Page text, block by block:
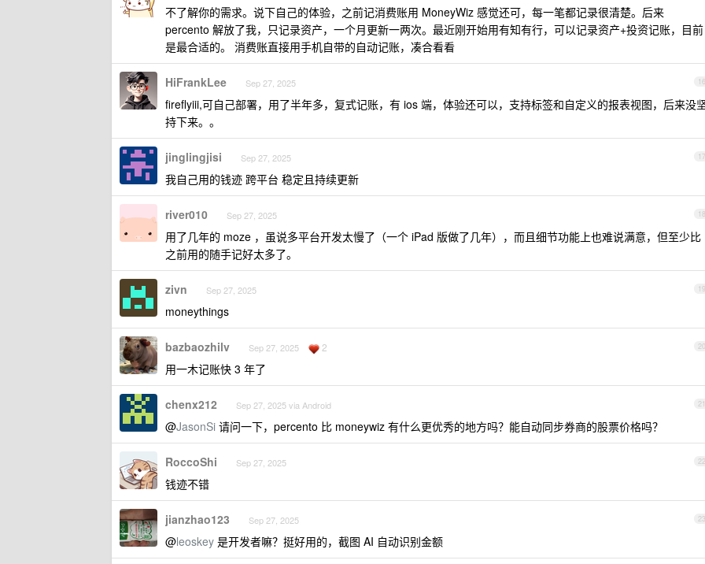
不了解你的需求。说下自己的体验，之前记消费账用 MoneyWiz 感觉还可，每一笔都记录很清楚。后来
percento 解放了我，只记录资产，一个月更新一两次。最近刚开始用有知有行，可以记录资产+投资记账，目前
是最合适的。 消费账直接用手机自带的自动记账，凑合看看
16
HiFrankLee Sep 27, 2025
fireflyiii,可自己部署，用了半年多，复式记账，有 ios 端，体验还可以，支持标签和自定义的报表视图，后来没
持下来。。
17
jinglingjisi Sep 27, 2025
我自己用的钱迹 跨平台 稳定且持续更新
18
river010 Sep 27, 2025
用了几年的 moze ，虽说多平台开发太慢了（一个 iPad 版做了几年），而且细节功能上也难说满意，但至少比
之前用的随手记好太多了。
19
zivn Sep 27, 2025
moneythings
20
bazbaozhilv Sep 27, 2025 2
用一木记账快 3 年了
21
chenx212 Sep 27, 2025 via Android
@JasonSi 请问一下，percento 比 moneywiz 有什么更优秀的地方吗？能自动同步券商的股票价格吗？
22
RoccoShi Sep 27, 2025
钱迹不错
23
jianzhao123 Sep 27, 2025
@leoskey 是开发者嘛？挺好用的，截图 AI 自动识别金额